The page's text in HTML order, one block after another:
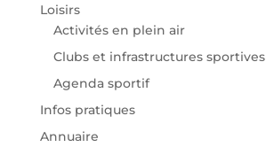
Loisirs
Activités en plein air
Clubs et infrastructures sportives
Agenda sportif
Infos pratiques
Annuaire